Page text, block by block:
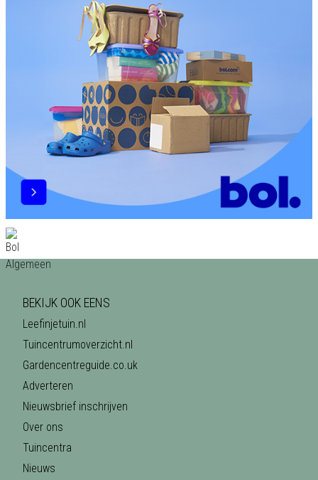
BEKIJK OOK EENS
Leefinjetuin.nl
Tuincentrumoverzicht.nl
Gardencentreguide.co.uk
Adverteren
Nieuwsbrief inschrijven
Over ons
Tuincentra
Nieuws